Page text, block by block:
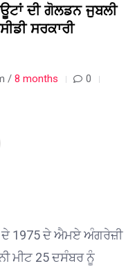
ਦੀ ਗੋਲਡਨ ਜੁਬਲੀ
ਸਰਕਾਰੀ
/ 8 months
0
ਦੇ 1975 ਦੇ ਐਮਏ ਅੰਗਰੇਜ਼ੀ
ਮੀਟ 25 ਦਸੰਬਰ ਨੂੰ